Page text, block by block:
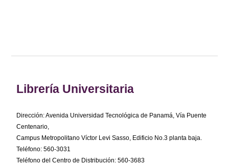
Librería Universitaria
Dirección: Avenida Universidad Tecnológica de Panamá, Vía Puente
Centenario,
Campus Metropolitano Víctor Levi Sasso, Edificio No.3 planta baja.
Teléfono: 560-3031
Teléfono del Centro de Distribución: 560-3683